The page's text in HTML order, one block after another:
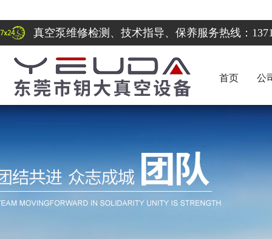
真空泵维修检测、技术指导、保养服务热线：
首页 公